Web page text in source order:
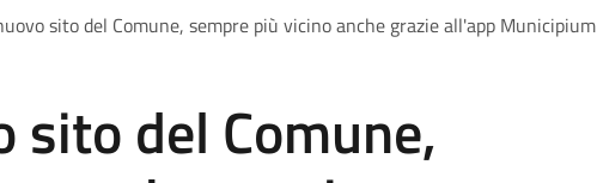
sito del Comune, sempre più vicino anche grazie all'app Municipium
sito del Comune,